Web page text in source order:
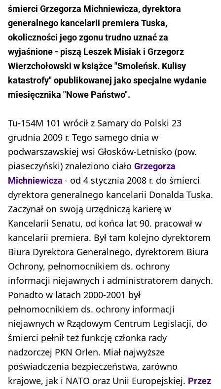
śmierci Grzegorza Michniewicza, dyrektora
generalnego kancelarii premiera Tuska,
okoliczności jego zgonu trudno uznać za
wyjaśnione - piszą Leszek Misiak i Grzegorz
Wierzchołowski w książce "Smoleńsk. Kulisy
katastrofy" opublikowanej jako specjalne wydanie
miesięcznika "Nowe Państwo".
Tu-154M 101 wrócił z Samary do Polski 23
grudnia 2009 r. Tego samego dnia w
podwarszawskiej wsi Głosków-Letnisko (pow.
piaseczyński) znaleziono ciało Grzegorza
Michniewicza - od 4 stycznia 2008 r. do śmierci
dyrektora generalnego kancelarii Donalda Tuska.
Zaczynał on swoją urzędniczą karierę w
Kancelarii Senatu, od końca lat 90. pracował w
kancelarii premiera. Był tam kolejno dyrektorem
Biura Dyrektora Generalnego, dyrektorem Biura
Ochrony, pełnomocnikiem ds. ochrony
informacji niejawnych i administratorem danych.
Ponadto w latach 2000-2001 był
pełnomocnikiem ds. ochrony informacji
niejawnych w Rządowym Centrum Legislacji, do
śmierci pełnił też funkcję członka rady
nadzorczej PKN Orlen. Miał najwyższe
poświadczenia bezpieczeństwa, zarówno
krajowe, jak i NATO oraz Unii Europejskiej. Przez